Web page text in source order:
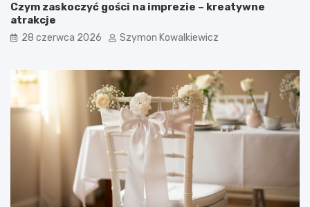
Czym zaskoczyć gości na imprezie – kreatywne
atrakcje
28 czerwca 2026 Szymon Kowalkiewicz